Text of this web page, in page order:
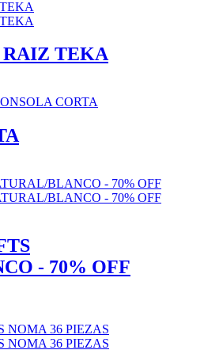
RAIZ TEKA
- 70% OFF